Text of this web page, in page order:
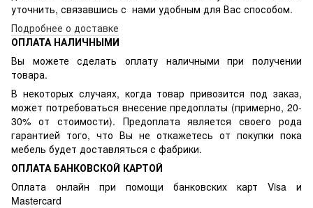
уточнить, связавшись с нами удобным для Вас способом.
Подробнее о доставке
ОПЛАТА НАЛИЧНЫМИ
Вы можете сделать оплату наличными при получении
товара.
В некоторых случаях, когда товар привозится под заказ,
может потребоваться внесение предоплаты (примерно, 20-
30% от стоимости). Предоплата является своего рода
гарантией того, что Вы не откажетесь от покупки пока
мебель будет доставляться с фабрики.
ОПЛАТА БАНКОВСКОЙ КАРТОЙ
Оплата онлайн при помощи банковских карт Visa и
Mastercard